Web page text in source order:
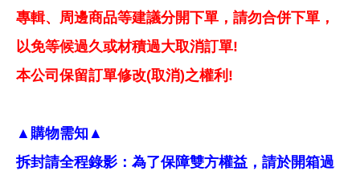
專輯、周邊商品等建議分開下單，請勿合併下單，
以免等候過久或材積過大取消訂單!
本公司保留訂單修改(取消)之權利!
▲購物需知▲
拆封請全程錄影：為了保障雙方權益，請於開箱過